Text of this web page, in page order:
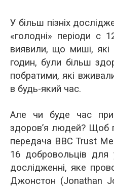
У більш пізніх
«голодні» періоди c
виявили, що миші, які
годин, були більш
побратими, які
в будь-який час.
Але чи буде час
здоров’я людей? Щоб
передача BBC Trust
16 добровольців для
дослідженні, яке
Джонстон (Jonathan